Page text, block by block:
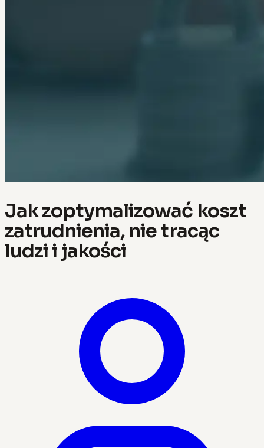
Jak zoptymalizować koszt
zatrudnienia, nie tracąc
ludzi i jakości